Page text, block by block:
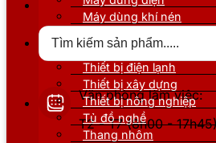
Văn phòng làm việc:
T2 - T7 (8h00 -
Máy dùng khí nén
Thiết bị nâng đỡ
Thiết bị điện lạnh
Thiết bị xây dựng
Thiết bị nông nghiệp
Tủ đồ nghề
Thang nhôm